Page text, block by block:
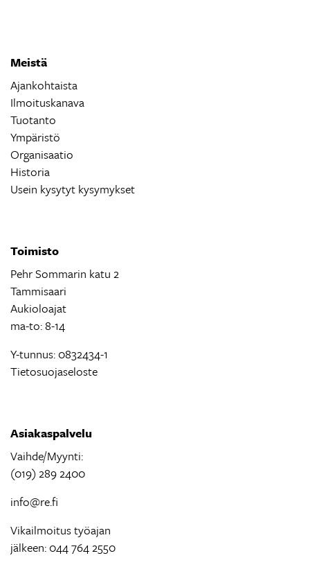
Meistä
Ajankohtaista
Ilmoituskanava
Tuotanto
Ympäristö
Organisaatio
Historia
Usein kysytyt kysymykset
Toimisto
Pehr Sommarin katu 2
Tammisaari
Aukioloajat
ma-to: 8-14
Y-tunnus: 0832434-1
Tietosuojaseloste
Asiakaspalvelu
Vaihde/Myynti:
(019) 289 2400
info@re.fi
Vikailmoitus työajan
jälkeen: 044 764 2550